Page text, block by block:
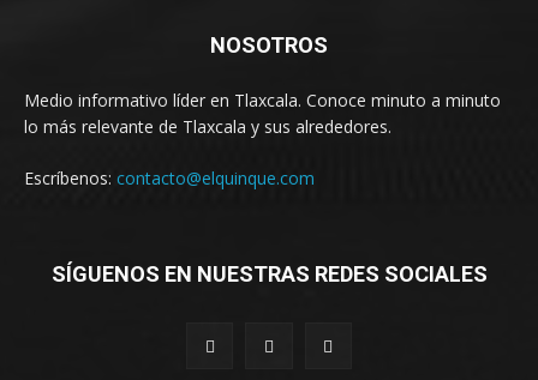
NOSOTROS
Medio informativo líder en Tlaxcala. Conoce minuto a minuto
lo más relevante de Tlaxcala y sus alrededores.
Escríbenos: contacto@elquinque.com
SÍGUENOS EN NUESTRAS REDES SOCIALES